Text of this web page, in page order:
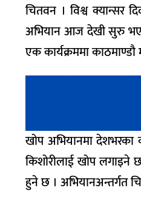
चितवन । विश्व क्यान्सर
अभियान आज देखी सुरु
एक कार्यक्रममा काठमाण्डौ
खोप अभियानमा
किशोरीलाई खोप
हुने छ । अभियानअन्तर्गत